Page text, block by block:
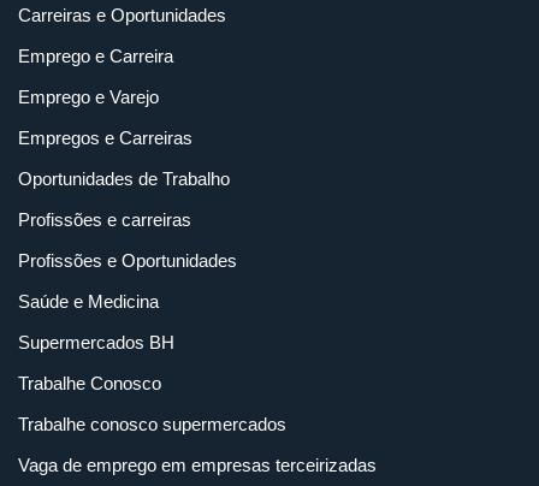
Carreiras e Oportunidades
Emprego e Carreira
Emprego e Varejo
Empregos e Carreiras
Oportunidades de Trabalho
Profissões e carreiras
Profissões e Oportunidades
Saúde e Medicina
Supermercados BH
Trabalhe Conosco
Trabalhe conosco supermercados
Vaga de emprego em empresas terceirizadas